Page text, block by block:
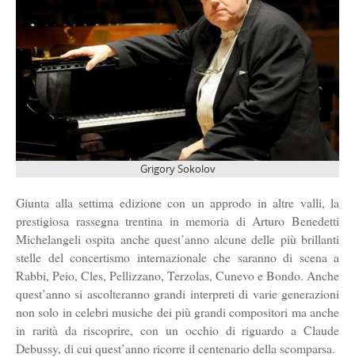
Grigory Sokolov
Giunta alla settima edizione con un approdo in altre valli, la
prestigiosa rassegna trentina in memoria di Arturo Benedetti
Michelangeli ospita anche quest’anno alcune delle più brillanti
stelle del concertismo internazionale che saranno di scena a
Rabbi, Peio, Cles, Pellizzano, Terzolas, Cunevo e Bondo. Anche
quest’anno si ascolteranno grandi interpreti di varie generazioni
non solo in celebri musiche dei più grandi compositori ma anche
in rarità da riscoprire, con un occhio di riguardo a Claude
Debussy, di cui quest’anno ricorre il centenario della scomparsa.